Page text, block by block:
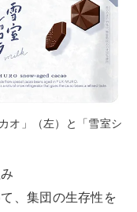
オ」（左）と「雪室シ
、集団の生存性を